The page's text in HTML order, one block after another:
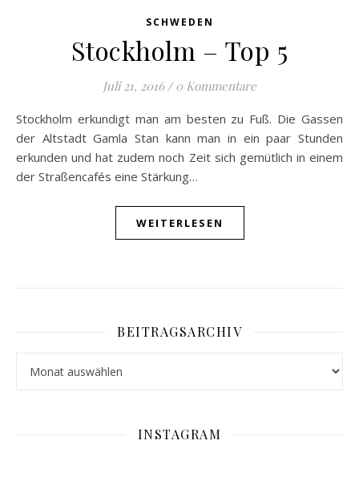
SCHWEDEN
Stockholm – Top 5
Juli 21, 2016 / 0 Kommentare
Stockholm erkundigt man am besten zu Fuß. Die Gassen
der Altstadt Gamla Stan kann man in ein paar Stunden
erkunden und hat zudem noch Zeit sich gemütlich in einem
der Straßencafés eine Stärkung…
WEITERLESEN
BEITRAGSARCHIV
INSTAGRAM